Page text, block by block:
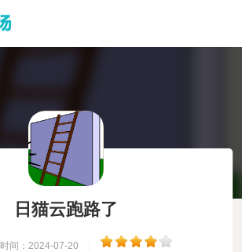
日猫云跑路了
时间：2024-07-20